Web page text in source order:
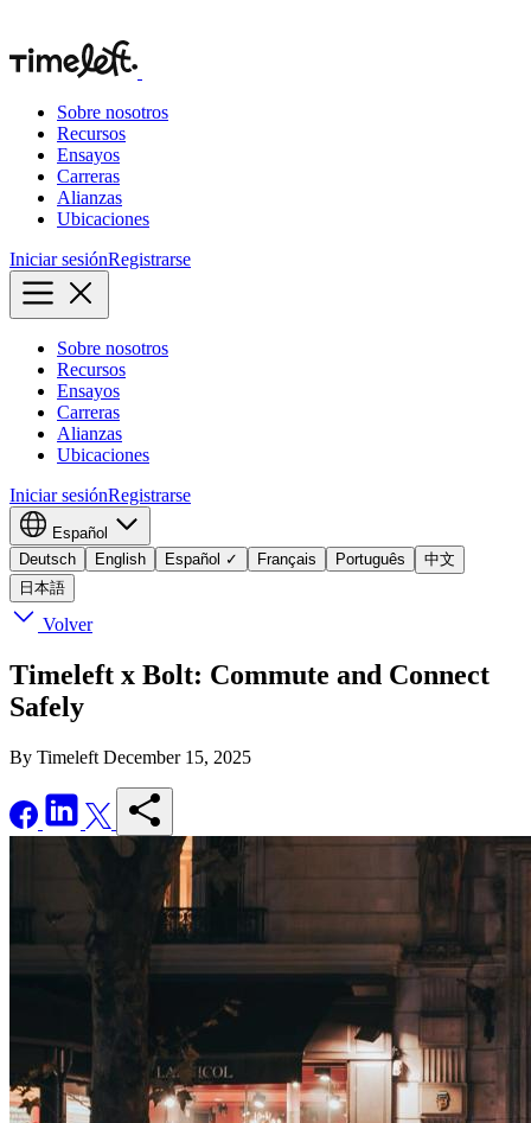
Sobre nosotros
Recursos
Ensayos
Carreras
Alianzas
Ubicaciones
Iniciar sesiónRegistrarse
Sobre nosotros
Recursos
Ensayos
Carreras
Alianzas
Ubicaciones
Iniciar sesiónRegistrarse
Español
Deutsch
English Español ✓ Français Português
中文
日本語
Volver
Timeleft x Bolt: Commute and Connect
Safely
By Timeleft December 15, 2025